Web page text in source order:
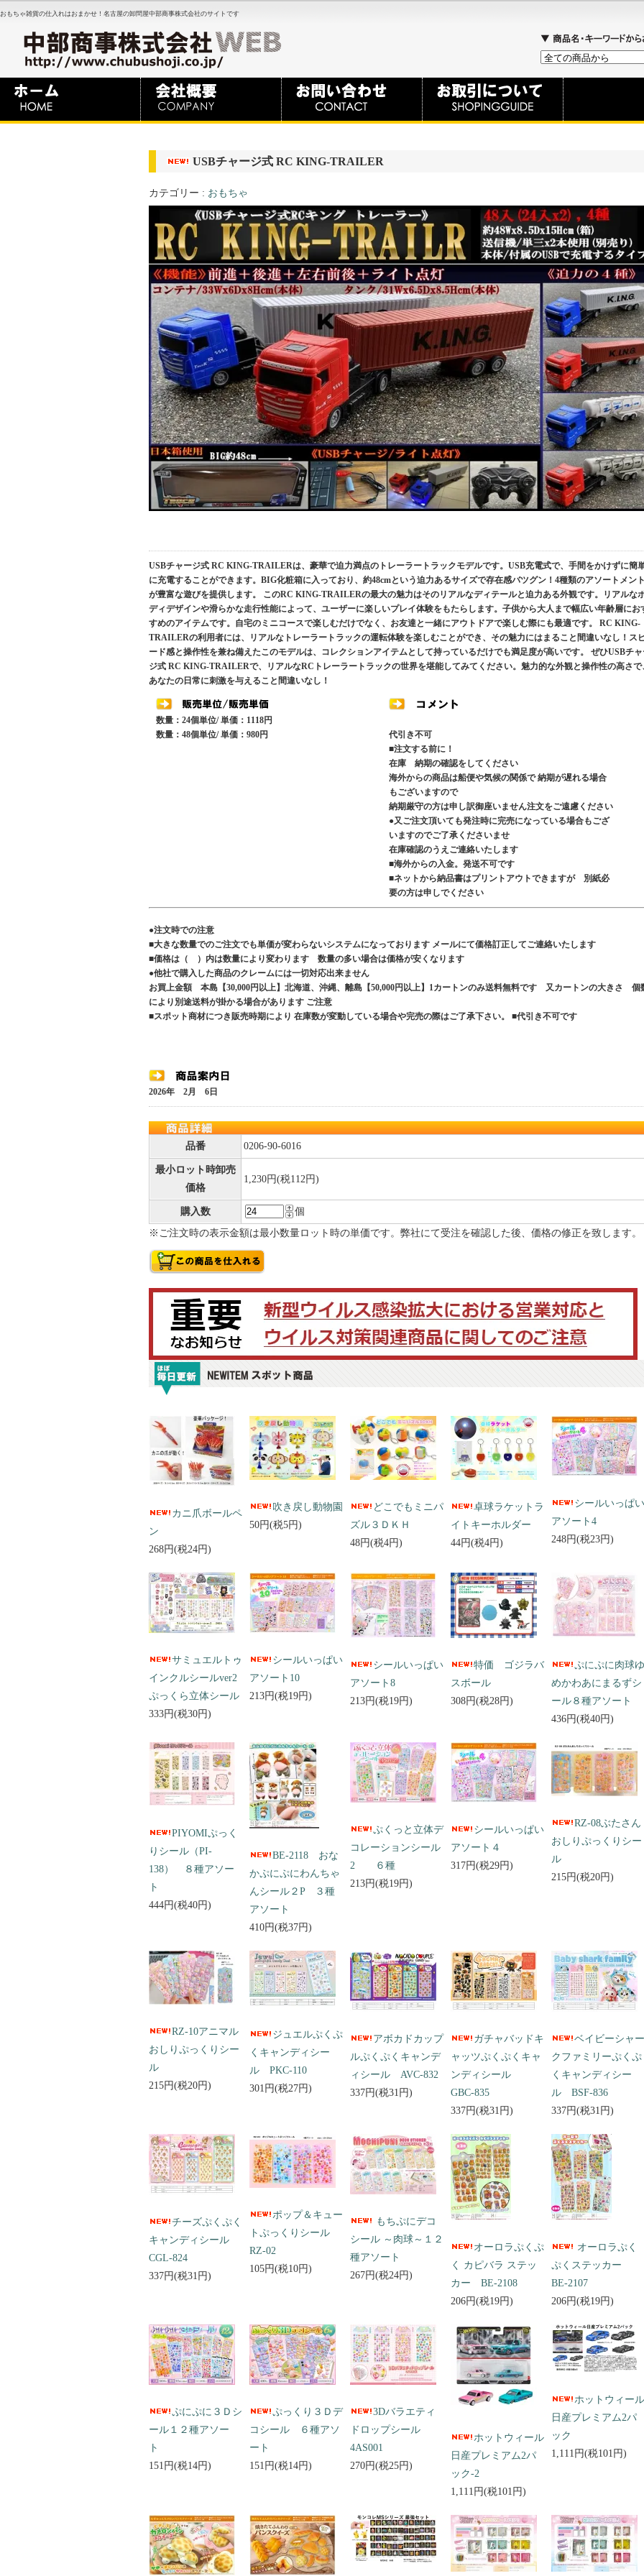
おもちゃ雑貨の仕入れはおまかせ！名古屋の卸問屋中部商事株式会社のサイトです
USBチャージ式 RC KING-TRAILER
カテゴリー : おもちゃ
USBチャージ式 RC KING-TRAILERは、豪華で迫力満点のトレーラートラックモデルです。USB充電式で、手間をかけずに簡
に充電することができます。BIG化粧箱に入っており、約48cmという迫力あるサイズで存在感バツグン！4種類のアソートメン
が豊富な遊びを提供します。 このRC KING-TRAILERの最大の魅力はそのリアルなディテールと迫力ある外観です。リアルな
ディデザインや滑らかな走行性能によって、ユーザーに楽しいプレイ体験をもたらします。子供から大人まで幅広い年齢層にお
すめのアイテムです。自宅のミニコースで楽しむだけでなく、お友達と一緒にアウトドアで楽しむ際にも最適です。 RC KING-
TRAILERの利用者には、リアルなトレーラートラックの運転体験を楽しむことができ、その魅力にはまること間違いなし！ス
ード感と操作性を兼ね備えたこのモデルは、コレクションアイテムとして持っているだけでも満足度が高いです。 ぜひUSBチ
ジ式 RC KING-TRAILERで、リアルなRCトレーラートラックの世界を堪能してみてください。魅力的な外観と操作性の高さで
あなたの日常に刺激を与えること間違いなし！
数量：24個単位/ 単価：1118円
数量：48個単位/ 単価：980円
代引き不可
■注文する前に！
在庫 納期の確認をしてください
海外からの商品は船便や気候の関係で 納期が遅れる場合
もございますので
納期厳守の方は申し訳御座いません注文をご遠慮ください
●又ご注文頂いても発注時に完売になっている場合もござ
いますのでご了承くださいませ
在庫確認のうえご連絡いたします
■海外からの入金。発送不可です
■ネットから納品書はプリントアウトできますが 別紙必
要の方は申しでください
●注文時での注意
■大きな数量でのご注文でも単価が変わらないシステムになっております メールにて価格訂正してご連絡いたします
■価格は（ ）内は数量により変わります 数量の多い場合は価格が安くなります
●他社で購入した商品のクレームには一切対応出来ません
お買上金額 本島【30,000円以上】北海道、沖縄、離島【50,000円以上】1カートンのみ送料無料です 又カートンの大きさ 個
により別途送料が掛かる場合があります ご注意
■スポット商材につき販売時期により 在庫数が変動している場合や完売の際はご了承下さい。 ■代引き不可です
2026年 2月 6日
品番 0206-90-6016
最小ロット時卸売
価格
1,230円(税112円)
購入数
個
※ご注文時の表示金額は最小数量ロット時の単価です。弊社にて受注を確認した後、価格の修正を致します。
カニ爪ボールペ
ン
268円(税24円)
吹き戻し動物園
50円(税5円)
どこでもミニパ
ズル３ＤＫＨ
48円(税4円)
卓球ラケットラ
イトキーホルダー
44円(税4円)
シールいっぱい
アソート4
248円(税23円)
サミュエルトゥ
インクルシールver2
ぷっくら立体シール
333円(税30円)
シールいっぱい
アソート10
213円(税19円)
シールいっぱい
アソート8
213円(税19円)
特価 ゴジラバ
スボール
308円(税28円)
ぷにぷに肉球ゆ
めかわあにまるずシ
ール８種アソート
436円(税40円)
PIYOMIぷっく
りシール（PI-
138） ８種アソー
ト
444円(税40円)
BE-2118 おな
かぷにぷにわんちゃ
んシール２P ３種
アソート
410円(税37円)
ぷくっと立体デ
コレーションシール
2 ６種
213円(税19円)
シールいっぱい
アソート４
317円(税29円)
RZ-08ぶたさん
おしりぷっくりシー
ル
215円(税20円)
RZ-10アニマル
おしりぷっくりシー
ル
215円(税20円)
ジュエルぷくぷ
くキャンディシー
ル PKC-110
301円(税27円)
アボカドカップ
ルぷくぷくキャンデ
ィシール AVC-832
337円(税31円)
ガチャバッドキ
ャッツぷくぷくキャ
ンディシール
GBC-835
337円(税31円)
ベイビーシャー
クファミリーぷくぷ
くキャンディシー
ル BSF-836
337円(税31円)
チーズぷくぷく
キャンディシール
CGL-824
337円(税31円)
ポップ＆キュー
トぷっくりシール
RZ-02
105円(税10円)
もちぷにデコ
シール ～肉球～１２
種アソート
267円(税24円)
オーロラぷくぷ
く カピバラ ステッ
カー BE-2108
206円(税19円)
オーロラぷく
ぷくステッカー
BE-2107
206円(税19円)
ぷにぷに３Ｄシ
ール１２種アソー
ト
151円(税14円)
ぷっくり３Ｄデ
コシール ６種アソ
ート
151円(税14円)
3Dバラエティ
ドロップシール
4AS001
270円(税25円)
ホットウィール
日産プレミアム2パ
ック-2
1,111円(税101円)
ホットウィール
日産プレミアム2パ
ック
1,111円(税101円)